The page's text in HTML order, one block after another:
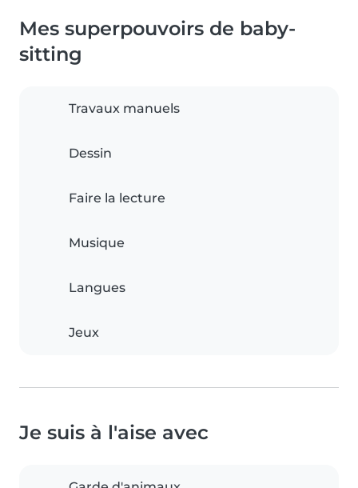
Mes superpouvoirs de baby-
sitting
Travaux manuels
Dessin
Faire la lecture
Musique
Langues
Jeux
Je suis à l'aise avec